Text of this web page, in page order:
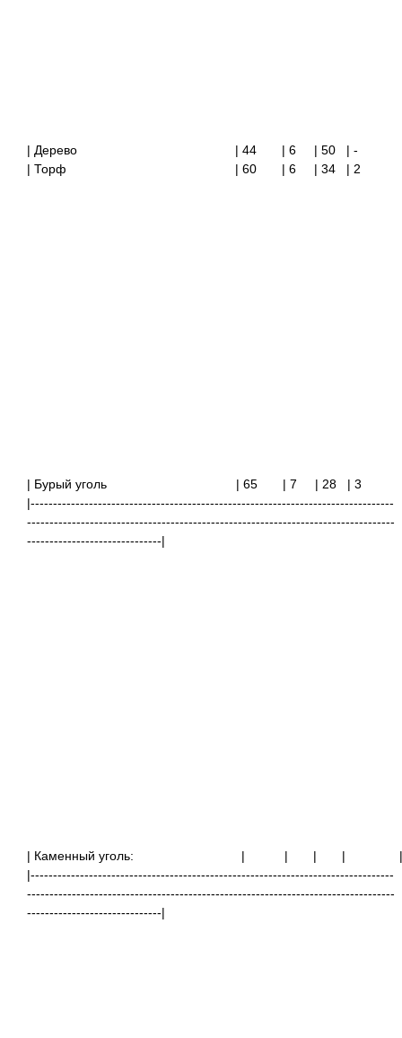
| Дерево | 44 | 6 | 50
| -
| Торф
| 60 | 6 | 34 | 2
| Бурый уголь | 65 | 7 | 28
| 3
|---------------------------------------------------------------------------------
----------------------------------------------------------------------------------
------------------------------|
| Каменный уголь: | | | |
|---------------------------------------------------------------------------------
----------------------------------------------------------------------------------
------------------------------|